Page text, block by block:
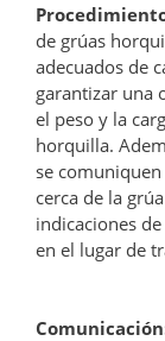
de grúas
adecuados de
garantizar una
el peso y la
horquilla.
se
cerca de la
indicaciones
en el lugar de